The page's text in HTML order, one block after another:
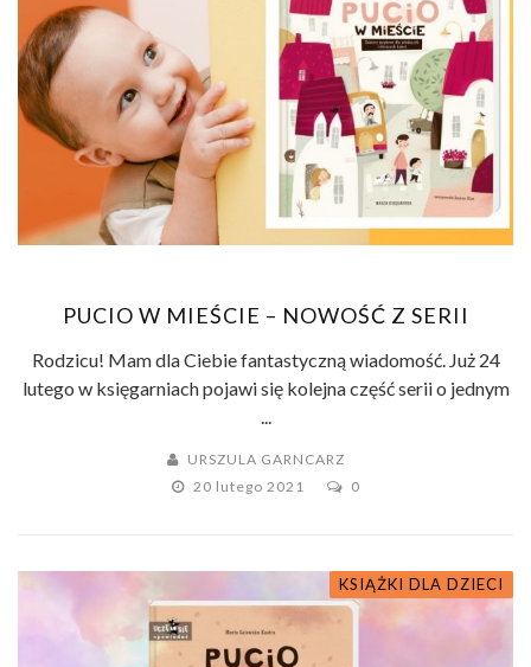
PUCIO W MIEŚCIE – NOWOŚĆ Z SERII
Rodzicu! Mam dla Ciebie fantastyczną wiadomość. Już 24
lutego w księgarniach pojawi się kolejna część serii o jednym
...
URSZULA GARNCARZ
20 lutego 2021
0
KSIĄŻKI DLA DZIECI